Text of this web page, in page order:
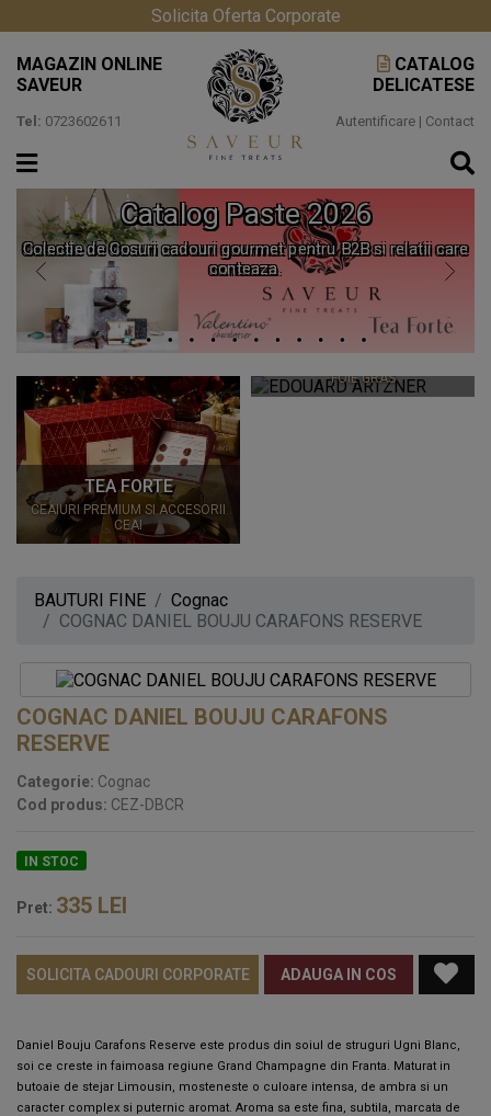
Solicita Oferta Corporate
MAGAZIN ONLINE
SAVEUR
Tel: 0723602611
CATALOG
DELICATESE
Autentificare | Contact
Catalog Paste 2026
Colectie de Cosuri cadouri gourmet pentru B2B si relatii care
conteaza.
TEA FORTE
CEAIURI PREMIUM SI ACCESORII
CEAI
EDOUARD ARTZNER
FOIE GRAS
BAUTURI FINE
Cognac
COGNAC DANIEL BOUJU CARAFONS RESERVE
COGNAC DANIEL BOUJU CARAFONS
RESERVE
Categorie: Cognac
Cod produs: CEZ-DBCR
IN STOC
Pret: 335 LEI
SOLICITA CADOURI CORPORATE ADAUGA IN COS
Daniel Bouju Carafons Reserve este produs din soiul de struguri Ugni Blanc,
soi ce creste in faimoasa regiune Grand Champagne din Franta. Maturat in
butoaie de stejar Limousin, mosteneste o culoare intensa, de ambra si un
caracter complex si puternic aromat. Aroma sa este fina, subtila, marcata de